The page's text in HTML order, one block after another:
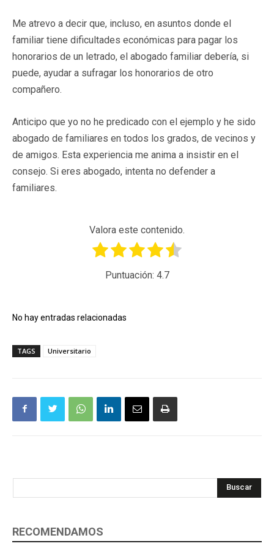
Me atrevo a decir que, incluso, en asuntos donde el
familiar tiene dificultades económicas para pagar los
honorarios de un letrado, el abogado familiar debería, si
puede, ayudar a sufragar los honorarios de otro
compañero.
Anticipo que yo no he predicado con el ejemplo y he sido
abogado de familiares en todos los grados, de vecinos y
de amigos. Esta experiencia me anima a insistir en el
consejo. Si eres abogado, intenta no defender a
familiares.
Valora este contenido.
Puntuación: 4.7
No hay entradas relacionadas
TAGS Universitario
Buscar
RECOMENDAMOS